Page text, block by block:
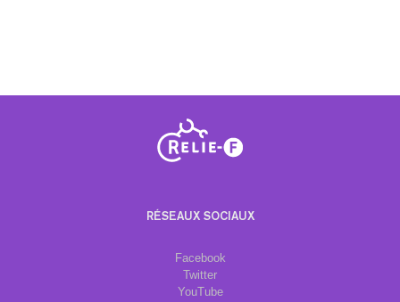
RÉSEAUX SOCIAUX
Facebook
Twitter
YouTube